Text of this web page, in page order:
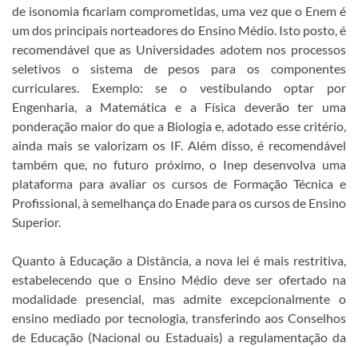
de isonomia ficariam comprometidas, uma vez que o Enem é
um dos principais norteadores do Ensino Médio. Isto posto, é
recomendável que as Universidades adotem nos processos
seletivos o sistema de pesos para os componentes
curriculares. Exemplo: se o vestibulando optar por
Engenharia, a Matemática e a Física deverão ter uma
ponderação maior do que a Biologia e, adotado esse critério,
ainda mais se valorizam os IF. Além disso, é recomendável
também que, no futuro próximo, o Inep desenvolva uma
plataforma para avaliar os cursos de Formação Técnica e
Profissional, à semelhança do Enade para os cursos de Ensino
Superior.
Quanto à Educação a Distância, a nova lei é mais restritiva,
estabelecendo que o Ensino Médio deve ser ofertado na
modalidade presencial, mas admite excepcionalmente o
ensino mediado por tecnologia, transferindo aos Conselhos
de Educação (Nacional ou Estaduais) a regulamentação da